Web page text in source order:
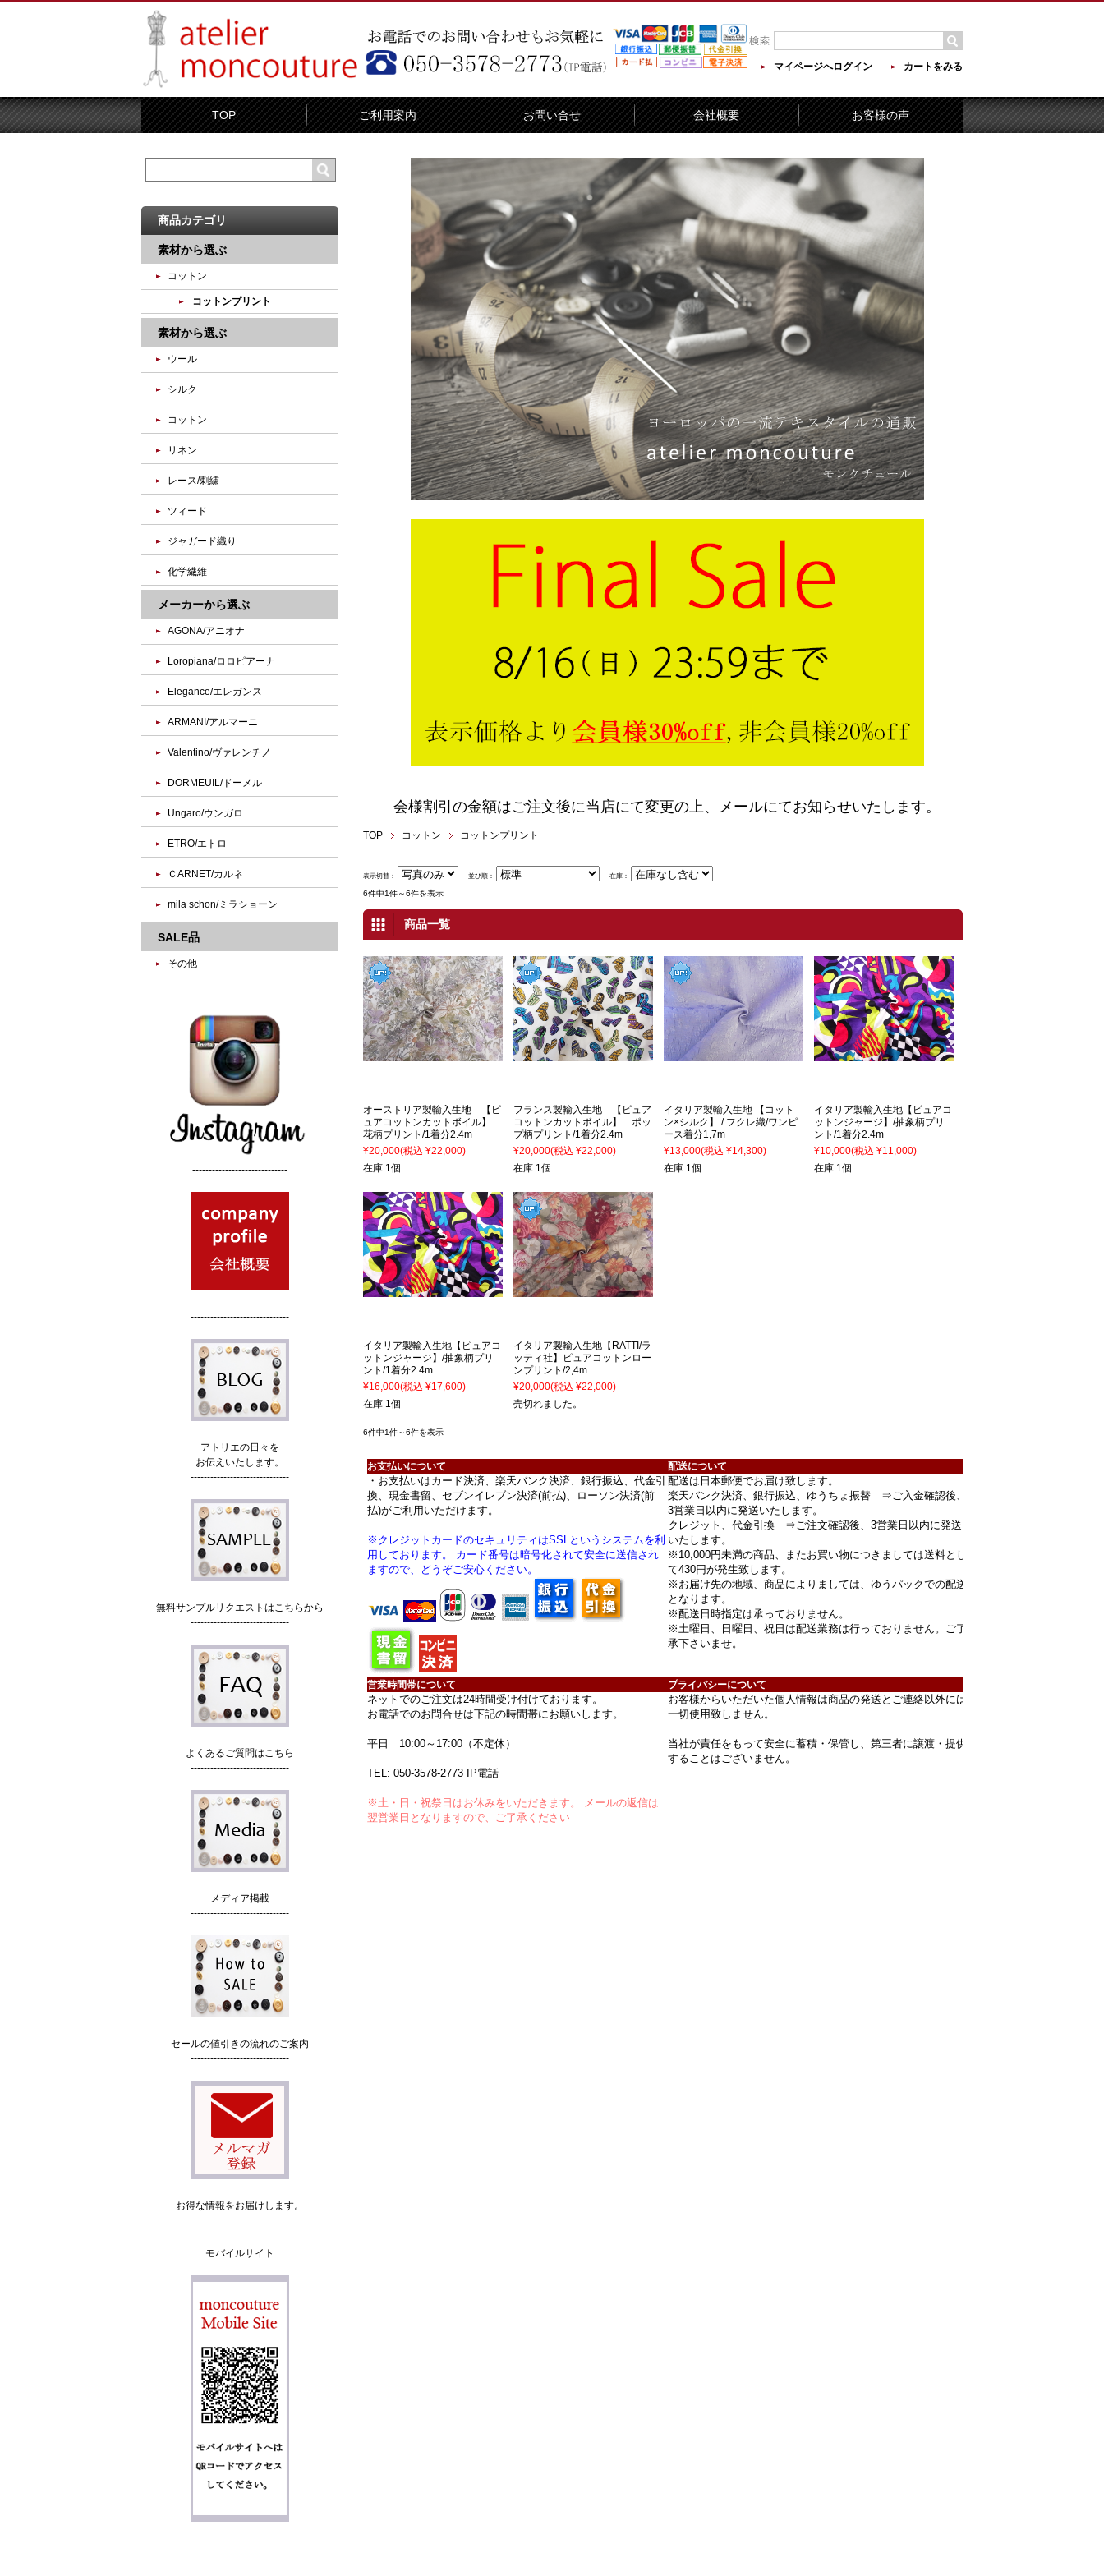
マイページへログイン カートをみる
TOP ご利用案内 お問い合せ 会社概要 お客様の声
会様割引の金額はご注文後に当店にて変更の上、メールにてお知らせいたします。
TOP コットン コットンプリント
表示切替： 並び順： 在庫：
6件中1件～6件を表示
商品一覧
オーストリア製輸入生地 【ピ
ュアコットンカットボイル】
花柄プリント/1着分2.4m
¥20,000(税込 ¥22,000)
在庫 1個
フランス製輸入生地 【ピュア
コットンカットボイル】 ポッ
プ柄プリント/1着分2.4m
¥20,000(税込 ¥22,000)
在庫 1個
イタリア製輸入生地 【コット
ン×シルク】 / フクレ織/ワンピ
ース着分1,7m
¥13,000(税込 ¥14,300)
在庫 1個
イタリア製輸入生地【ピュアコ
ットンジャージ】/抽象柄プリ
ント/1着分2.4m
¥10,000(税込 ¥11,000)
在庫 1個
イタリア製輸入生地【ピュアコ
ットンジャージ】/抽象柄プリ
ント/1着分2.4m
¥16,000(税込 ¥17,600)
在庫 1個
イタリア製輸入生地【RATTI/ラ
ッティ社】ピュアコットンロー
ンプリント/2,4m
¥20,000(税込 ¥22,000)
売切れました。
6件中1件～6件を表示
お支払いについて 配送について
・お支払いはカード決済、楽天バンク決済、銀行振込、代金引
換、現金書留、セブンイレブン決済(前払)、ローソン決済(前
払)がご利用いただけます。
※クレジットカードのセキュリティはSSLというシステムを利
用しております。 カード番号は暗号化されて安全に送信され
ますので、どうぞご安心ください。
配送は日本郵便でお届け致します。
楽天バンク決済、銀行振込、ゆうちょ振替 ⇒ご入金確認後、
3営業日以内に発送いたします。
クレジット、代金引換 ⇒ご注文確認後、3営業日以内に発送
いたします。
※10,000円未満の商品、またお買い物につきましては送料とし
て430円が発生致します。
※お届け先の地域、商品によりましては、ゆうパックでの配送
となります。
※配送日時指定は承っておりません。
※土曜日、日曜日、祝日は配送業務は行っておりません。ご了
承下さいませ。
営業時間帯について プライバシーについて
ネットでのご注文は24時間受け付けております。
お電話でのお問合せは下記の時間帯にお願いします。
平日 10:00～17:00（不定休）
TEL: 050-3578-2773 IP電話
※土・日・祝祭日はお休みをいただきます。 メールの返信は
翌営業日となりますので、ご了承ください
お客様からいただいた個人情報は商品の発送とご連絡以外には
一切使用致しません。
当社が責任をもって安全に蓄積・保管し、第三者に譲渡・提供
することはございません。
商品カテゴリ
素材から選ぶ
コットン
コットンプリント
素材から選ぶ
ウール
シルク
コットン
リネン
レース/刺繍
ツィード
ジャガード織り
化学繊維
メーカーから選ぶ
AGONA/アニオナ
Loropiana/ロロピアーナ
Elegance/エレガンス
ARMANI/アルマーニ
Valentino/ヴァレンチノ
DORMEUIL/ドーメル
Ungaro/ウンガロ
ETRO/エトロ
ＣARNET/カルネ
mila schon/ミラショーン
SALE品
その他
-----------------------------
------------------------------
アトリエの日々を
お伝えいたします。
------------------------------
無料サンプルリクエストはこちらから
------------------------------
よくあるご質問はこちら
------------------------------
メディア掲載
------------------------------
セールの値引きの流れのご案内
------------------------------
お得な情報をお届けします。
モバイルサイト